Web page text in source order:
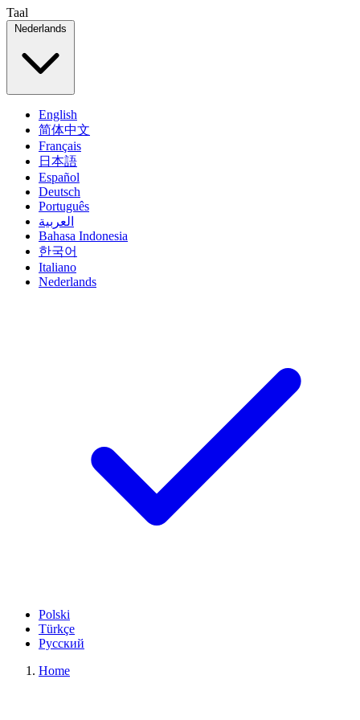
Taal
Nederlands
English
简体中文
Français
日本語
Español
Deutsch
Português
العربية
Bahasa Indonesia
한국어
Italiano
Nederlands
Polski
Türkçe
Русский
Home